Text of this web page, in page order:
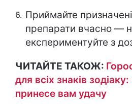
Приймайте
препарати вчасно —
експериментуйте з
ЧИТАЙТЕ ТАКОЖ:
для всіх знаків
принесе вам удачу